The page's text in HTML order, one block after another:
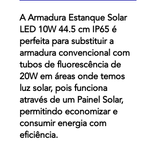
A Armadura Estanque Solar
LED 10W 44.5 cm IP65 é
perfeita para substituir a
armadura convencional com
tubos de fluorescência de
20W em áreas onde temos
luz solar, pois funciona
através de um Painel Solar,
permitindo economizar e
consumir energia com
eficiência.